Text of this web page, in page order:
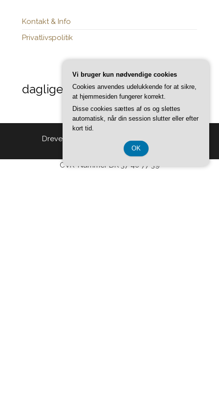
Kontakt & Info
Privatlivspolitik
daglige-opdateringer.dk
Drevet af Tema:Head Blog
CVR-Nummer DK 37 40 77 39
Vi bruger kun nødvendige cookies
Cookies anvendes udelukkende for at sikre,
at hjemmesiden fungerer korrekt.
Disse cookies sættes af os og slettes
automatisk, når din session slutter eller efter
kort tid.
OK